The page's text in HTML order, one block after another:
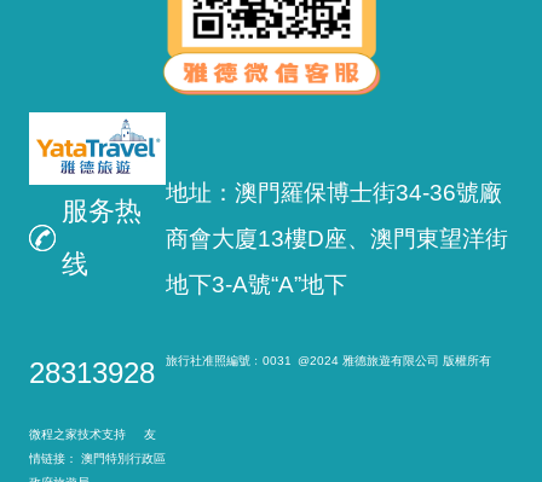
服务热
线
地址：澳門羅保博士街34-36號廠
商會大廈13樓D座、澳門東望洋街
地下3-A號“A”地下
28313928 旅行社准照編號﹕0031 @2024 雅德旅遊有限公司 版權所有
微程之家技术支持 友
情链接： 澳門特別行政區